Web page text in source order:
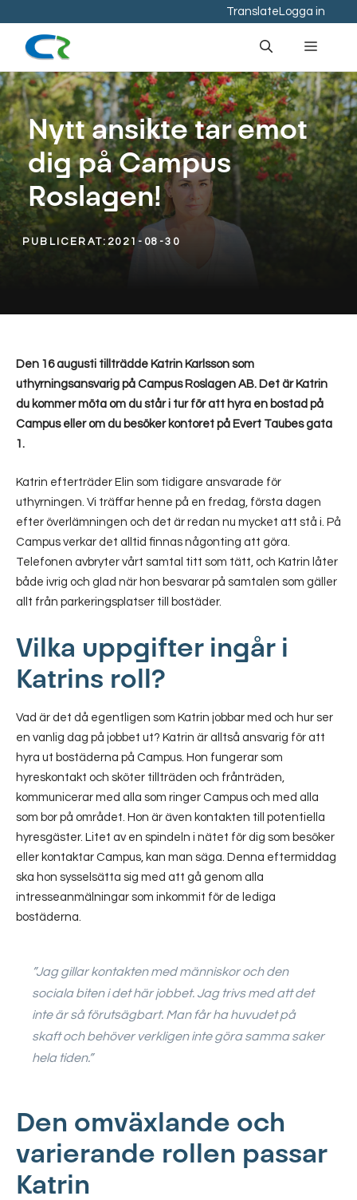
innehåll
Translate Logga in
Meny
Nytt ansikte tar emot
dig på Campus
Roslagen!
PUBLICERAT: 2021-08-30
Den 16 augusti tillträdde Katrin Karlsson som
uthyrningsansvarig på Campus Roslagen AB. Det är Katrin
du kommer möta om du står i tur för att hyra en bostad på
Campus eller om du besöker kontoret på Evert Taubes gata
1.
Katrin efterträder Elin som tidigare ansvarade för
uthyrningen. Vi träffar henne på en fredag, första dagen
efter överlämningen och det är redan nu mycket att stå i. På
Campus verkar det alltid finnas någonting att göra.
Telefonen avbryter vårt samtal titt som tätt, och Katrin låter
både ivrig och glad när hon besvarar på samtalen som gäller
allt från parkeringsplatser till bostäder.
Vilka uppgifter ingår i
Katrins roll?
Vad är det då egentligen som Katrin jobbar med och hur ser
en vanlig dag på jobbet ut? Katrin är alltså ansvarig för att
hyra ut bostäderna på Campus. Hon fungerar som
hyreskontakt och sköter tillträden och frånträden,
kommunicerar med alla som ringer Campus och med alla
som bor på området. Hon är även kontakten till potentiella
hyresgäster. Litet av en spindeln i nätet för dig som besöker
eller kontaktar Campus, kan man säga. Denna eftermiddag
ska hon sysselsätta sig med att gå genom alla
intresseanmälningar som inkommit för de lediga
bostäderna.
”Jag gillar kontakten med människor och den
sociala biten i det här jobbet. Jag trivs med att det
inte är så förutsägbart. Man får ha huvudet på
skaft och behöver verkligen inte göra samma saker
hela tiden.”
Den omväxlande och
varierande rollen passar
Katrin